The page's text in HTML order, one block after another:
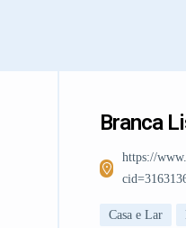
Branca
https://
Casa e Lar